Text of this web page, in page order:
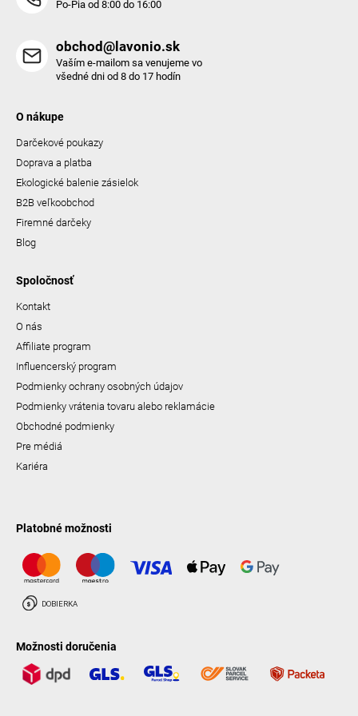
Po-Pia od 8:00 do 16:00
obchod@lavonio.sk
Vaším e-mailom sa venujeme vo
všedné dni od 8 do 17 hodín
O nákupe
Darčekové poukazy
Doprava a platba
Ekologické balenie zásielok
B2B veľkoobchod
Firemné darčeky
Blog
Spoločnosť
Kontakt
O nás
Affiliate program
Influencerský program
Podmienky ochrany osobných údajov
Podmienky vrátenia tovaru alebo reklamácie
Obchodné podmienky
Pre médiá
Kariéra
Platobné možnosti
Možnosti doručenia